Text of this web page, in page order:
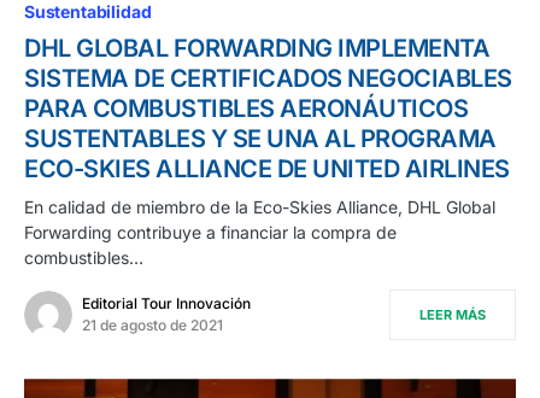
Sustentabilidad
DHL GLOBAL FORWARDING IMPLEMENTA
SISTEMA DE CERTIFICADOS NEGOCIABLES
PARA COMBUSTIBLES AERONÁUTICOS
SUSTENTABLES Y SE UNA AL PROGRAMA
ECO-SKIES ALLIANCE DE UNITED AIRLINES
En calidad de miembro de la Eco-Skies Alliance, DHL Global
Forwarding contribuye a financiar la compra de
combustibles…
Editorial Tour Innovación
21 de agosto de 2021
LEER MÁS